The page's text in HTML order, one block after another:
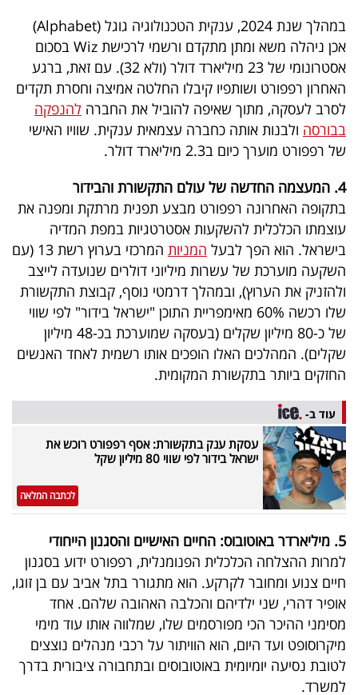
עקבו
אחרינו:
במהלך שנת 2024, ענקית הטכנולוגיה גוגל (Alphabet)
אכן ניהלה משא ומתן מתקדם ורשמי לרכישת Wiz בסכום
אסטרונומי של 23 מיליארד דולר (ולא 32). עם זאת, ברגע
האחרון רפפורט ושותפיו קיבלו החלטה אמיצה וחסרת תקדים
לסרב לעסקה, מתוך שאיפה להוביל את החברה להנפקה
בבורסה ולבנות אותה כחברה עצמאית ענקית. שוויו האישי
של רפפורט מוערך כיום ב2.3 מיליארד דולר.
4. המעצמה החדשה של עולם התקשורת והבידור
בתקופה האחרונה רפפורט מבצע תפנית מרתקת ומפנה את
עוצמתו הכלכלית להשקעות אסטרטגיות במפת המדיה
בישראל. הוא הפך לבעל המניות
המרכזי בערוץ רשת 13 (עם
השקעה מוערכת של עשרות מיליוני דולרים שנועדה לייצב
ולהזניק את הערוץ), ובמהלך דרמטי נוסף, קבוצת התקשורת
שלו רכשה 60% מאימפריית התוכן "ישראל בידור" לפי שווי
של כ-80 מיליון שקלים (בעסקה שמוערכת בכ-48 מיליון
שקלים). המהלכים האלו הופכים אותו רשמית לאחד האנשים
החזקים ביותר בתקשורת המקומית.
עוד ב-
עסקת ענק בתקשורת: אסף רפפורט רוכש את
ישראל בידור לפי שווי 80 מיליון שקל
לכתבה המלאה
5. מיליארדר באוטובוס: החיים האישיים והסגנון הייחודי
למרות ההצלחה הכלכלית הפנומנלית, רפפורט ידוע בסגנון
חיים צנוע ומחובר לקרקע. הוא מתגורר בתל אביב עם בן זוגו,
אופיר דהרי, שני ילדיהם והכלבה האהובה שלהם. אחד
מסימני ההיכר הכי מפורסמים שלו, שמלווה אותו עוד מימי
מיקרוסופט ועד היום, הוא הוויתור על רכבי מנהלים נוצצים
לטובת נסיעה יומיומית באוטובוסים ובתחבורה ציבורית בדרך
למשרד.